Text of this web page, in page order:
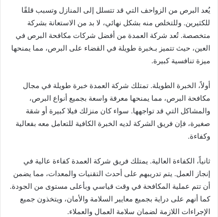
يُعد البرص من الزواحف التي قد تتسلل إلى المنازل وتسبب قلقًا
للكثيرين. وللتخلص منه بشكل نهائي، لا بد من الاستعانة بشركة
متخصصة. تُعد شركة العمدة من أفضل شركات مكافحة البرص في
العين، حيث تتميز بـخبرة طويلة في القضاء على البرص، مما يمنحها
ميزة تنافسية كبيرة.
أولاً، الخبرة الطويلة. تمتلك شركة العمدة خبرة طويلة في مجال
مكافحة البرص، مما يمنحها معرفة واسعة بجميع أنواع البرص،
والمشاكل التي قد تواجهها. سواء كان منزلك فيلا كبيرة أو شقة
صغيرة، فإن فريق الشركة لديه الخبرة الكافية للتعامل معه بفعالية
وكفاءة.
ثانياً، الكفاءة العالية. يمتلك فريق شركة العمدة كفاءة عالية في
إنجاز العمل. يتم تدريبهم على أحدث التقنيات والمعدات، مما يضمن
أن تتم عملية المكافحة في وقت قياسي وبأعلى مستوى من الجودة.
كما أنهم على دراية بجميع معايير السلامة والأمان، ويتخذون جميع
الإجراءات اللازمة لضمان سلامة العمال والعملاء.